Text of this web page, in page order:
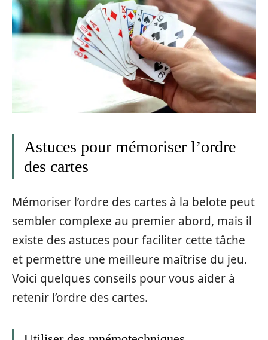
Astuces pour mémoriser l’ordre
des cartes
Mémoriser l’ordre des cartes à la belote peut
sembler complexe au premier abord, mais il
existe des astuces pour faciliter cette tâche
et permettre une meilleure maîtrise du jeu.
Voici quelques conseils pour vous aider à
retenir l’ordre des cartes.